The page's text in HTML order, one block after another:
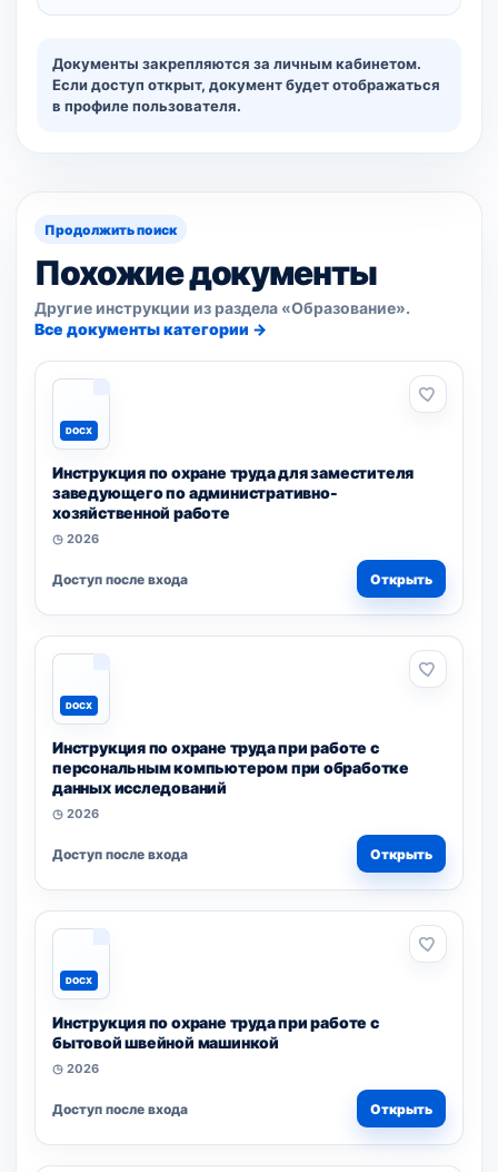
Документы закрепляются за личным кабинетом.
Если доступ открыт, документ будет отображаться
в профиле пользователя.
Продолжить поиск
Похожие документы
Другие инструкции из раздела «Образование».
Все документы категории →
DOCX
Инструкция по охране труда для заместителя
заведующего по административно-
хозяйственной работе
◷ 2026
Доступ после входа Открыть
DOCX
Инструкция по охране труда при работе с
персональным компьютером при обработке
данных исследований
◷ 2026
Доступ после входа Открыть
DOCX
Инструкция по охране труда при работе с
бытовой швейной машинкой
◷ 2026
Доступ после входа Открыть